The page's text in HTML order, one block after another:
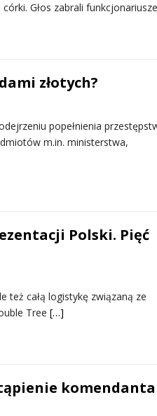
Głos zabrali
złotych?
popełnienia
m.in. ministerstwa,
Polski. Pięć
też całą logistykę związaną ze
Tree […]
komendanta